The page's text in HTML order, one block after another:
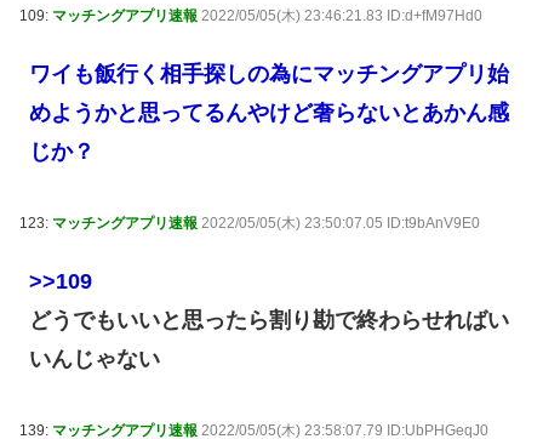
109: マッチングアプリ速報 2022/05/05(木) 23:46:21.83 ID:d+fM97Hd0
ワイも飯行く相手探しの為にマッチングアプリ始
めようかと思ってるんやけど奢らないとあかん感
じか？
123: マッチングアプリ速報 2022/05/05(木) 23:50:07.05 ID:t9bAnV9E0
>>109
どうでもいいと思ったら割り勘で終わらせればい
いんじゃない
139: マッチングアプリ速報 2022/05/05(木) 23:58:07.79 ID:UbPHGeqJ0